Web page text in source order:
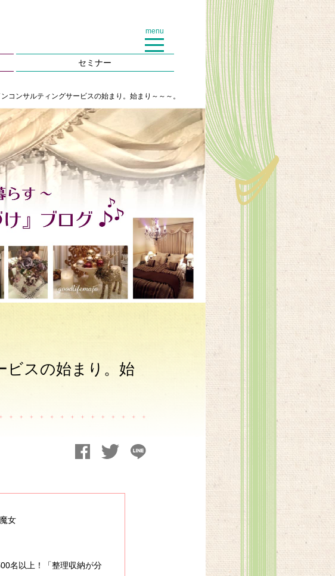
セミナー
コンサルティングサービスの始まり。始まり～～～。
スの始まり。始
女
名以上！「整理収納が分
menu